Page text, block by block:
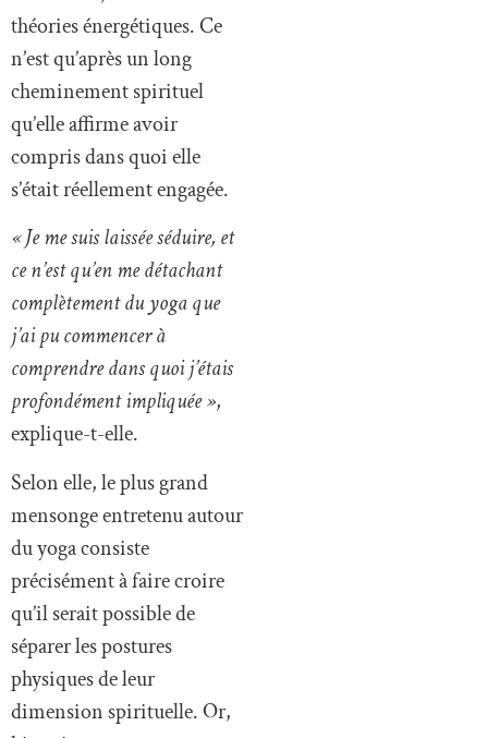
théories énergétiques. Ce
n’est qu’après un long
cheminement spirituel
qu’elle affirme avoir
compris dans quoi elle
s’était réellement engagée.
« Je me suis laissée séduire, et
ce n’est qu’en me détachant
complètement du yoga que
j’ai pu commencer à
comprendre dans quoi j’étais
profondément impliquée »,
explique-t-elle.
Selon elle, le plus grand
mensonge entretenu autour
du yoga consiste
précisément à faire croire
qu’il serait possible de
séparer les postures
physiques de leur
dimension spirituelle. Or,